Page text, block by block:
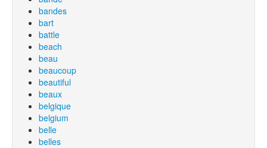
bandes
bart
battle
beach
beau
beaucoup
beautiful
beaux
belgique
belgium
belle
belles